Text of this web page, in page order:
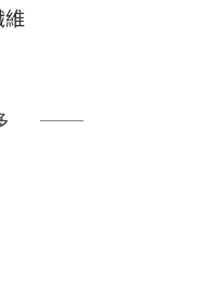
維